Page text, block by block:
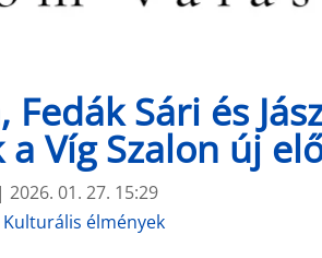
Fedák Sári és
Víg Szalon új
|2026. 01. 27. 15:29
Kulturális élmények